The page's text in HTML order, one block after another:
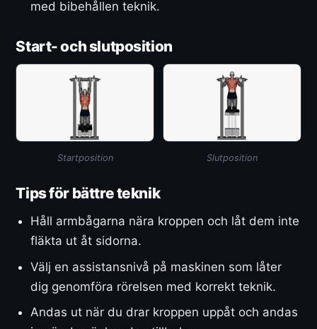
med bibehållen teknik.
Start- och slutposition
Startposition Slutposition
Tips för bättre teknik
Håll armbågarna nära kroppen och låt dem inte
fläkta ut åt sidorna.
Välj en assistansnivå på maskinen som låter
dig genomföra rörelsen med korrekt teknik.
Andas ut när du drar kroppen uppåt och andas